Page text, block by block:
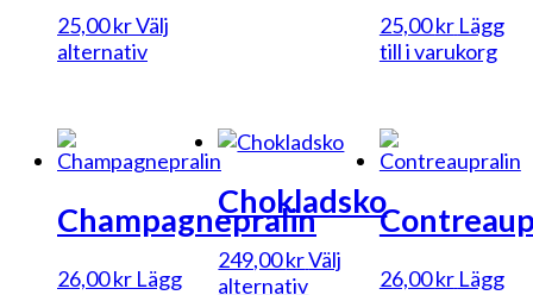
25,00krVälj
alternativDen
flera
varianter.
olika
alternativen
kan
25,00kr Lägg
till i varukorg
Champagnepralin
26,00kr Lägg
Chokladsko
249,00krVälj
alternativDen
26,00kr Lägg